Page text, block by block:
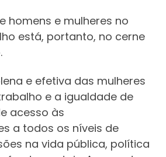
homens e mulheres no
está, portanto, no cerne
e efetiva das mulheres
e a igualdade de
acesso às
a todos os níveis de
na vida pública, política